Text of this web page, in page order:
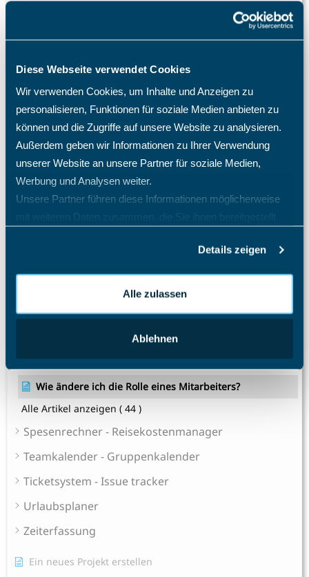
Diese Webseite verwendet Cookies
Wir verwenden Cookies, um Inhalte und Anzeigen zu
personalisieren, Funktionen für soziale Medien anbieten zu
können und die Zugriffe auf unsere Website zu analysieren.
Außerdem geben wir Informationen zu Ihrer Verwendung
unserer Website an unsere Partner für soziale Medien,
Werbung und Analysen weiter.
Unsere Partner führen diese Informationen möglicherweise
mit weiteren Daten zusammen, die Sie ihnen bereitgestellt
Details zeigen
Alle zulassen
Ablehnen
Authentifizierung (2FA)?
Ich habe mein Passwort vergessen. Was tun?
Ich habe meinen TimO-Zugang gesperrt, was ist zu tun?
Ist die 30-tägige TimO Testphase kostenfrei?
Kann ich das TimO-System mit Active Directory (AD)
Entra SSO SAML 2.0 verknüpfen?
Kann ich in TimO meine Mitarbeiter in Schichten
verplanen?
Mein Mitarbeiter sieht die Abwesenheitsart Krank nicht,
Mitarbeiter E-Mail Benachrichtigung Konfiguration
Tagesübergreifende Zeitbuchungen
Terminal nimmt Fingerabdrücke nicht an
Warum benötige ich eine TimO-Lizenz, wie hoch sind
Lizenzplätze?
Wie ändere ich die Rolle eines Mitarbeiters?
Alle Artikel anzeigen ( 44 )
Spesenrechner - Reisekostenmanager
Teamkalender - Gruppenkalender
Ticketsystem - Issue tracker
Urlaubsplaner
Zeiterfassung
Ein neues Projekt erstellen